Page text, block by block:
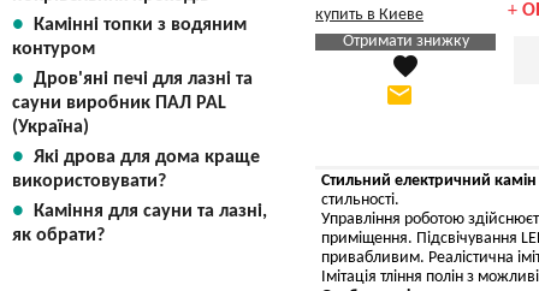
Камінні топки з водяним
контуром
Дров'яні печі для лазні та
сауни виробник ПАЛ PAL
(Україна)
Які дрова для дома краще
використовувати?
Каміння для сауни та лазні,
як обрати?
Отримати знижку
Яка Ваша ціна
Вказати мою ціну
favorite
email
+
Стильний електричний
стильності.
Управління роботою
приміщення. Підсвічування
привабливим. Реалістична
Імітація тління полін з